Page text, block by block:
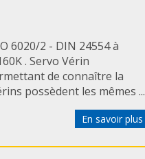
6020/2 - DIN 24554 à
. Servo Vérin
de connaître la
possèdent les mêmes ...
En savoir plus